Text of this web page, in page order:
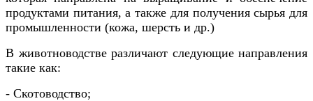
продуктами питания, а также для получения сырья для
промышленности (кожа, шерсть и др.)
В животноводстве различают следующие направления
такие как:
- Скотоводство;